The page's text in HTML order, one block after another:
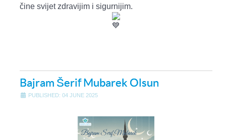
čine svijet zdravijim i sigurnijim.
Bajram Šerif Mubarek Olsun
PUBLISHED: 04 JUNE 2025